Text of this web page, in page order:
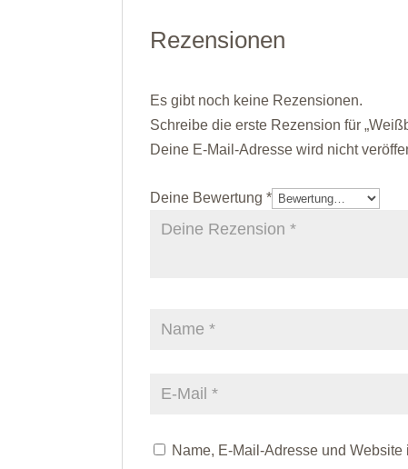
Rezensionen
Es gibt noch keine Rezensionen.
Schreibe die erste Rezension für
Deine E-Mail-Adresse wird nicht
Deine Bewertung*
Name, E-Mail-Adresse und